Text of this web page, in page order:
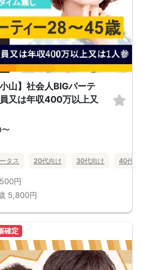
山】社会人BIGパーテ
又は年収400万以上又
タス 20代向け 30代向け 40代
500円
5,800円
確定